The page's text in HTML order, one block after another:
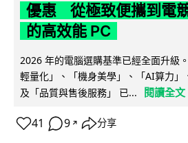
優惠 從極致便攜到電
的高效能 PC
2026 年的電腦選購基準已經全面升級
輕量化」、「機身美學」、「AI算力」
及「品質與售後服務」 已...
閱讀全文
41 9 ↗ 分享